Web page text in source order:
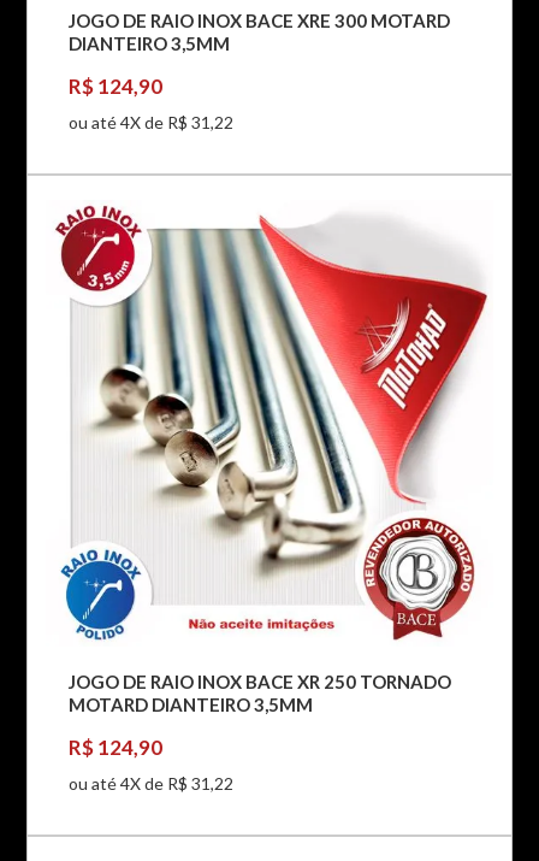
JOGO DE RAIO INOX BACE XRE 300 MOTARD
DIANTEIRO 3,5MM
R$ 124,90
ou até 4X de R$ 31,22
JOGO DE RAIO INOX BACE XR 250 TORNADO
MOTARD DIANTEIRO 3,5MM
R$ 124,90
ou até 4X de R$ 31,22